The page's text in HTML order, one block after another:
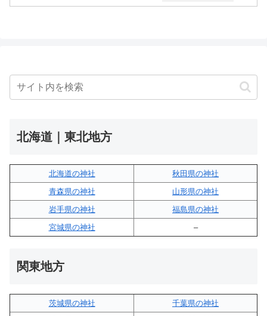
北海道｜東北地方
北海道の神社
秋田県の神社
青森県の神社
山形県の神社
岩手県の神社
福島県の神社
宮城県の神社
–
関東地方
茨城県の神社
千葉県の神社